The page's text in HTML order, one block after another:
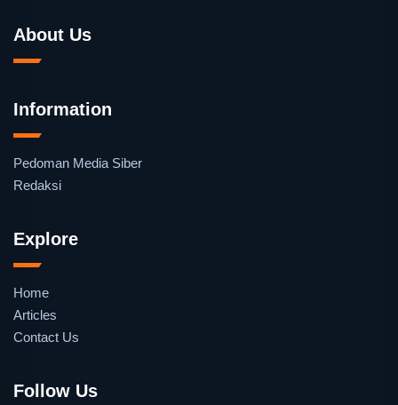
About Us
Information
Pedoman Media Siber
Redaksi
Explore
Home
Articles
Contact Us
Follow Us